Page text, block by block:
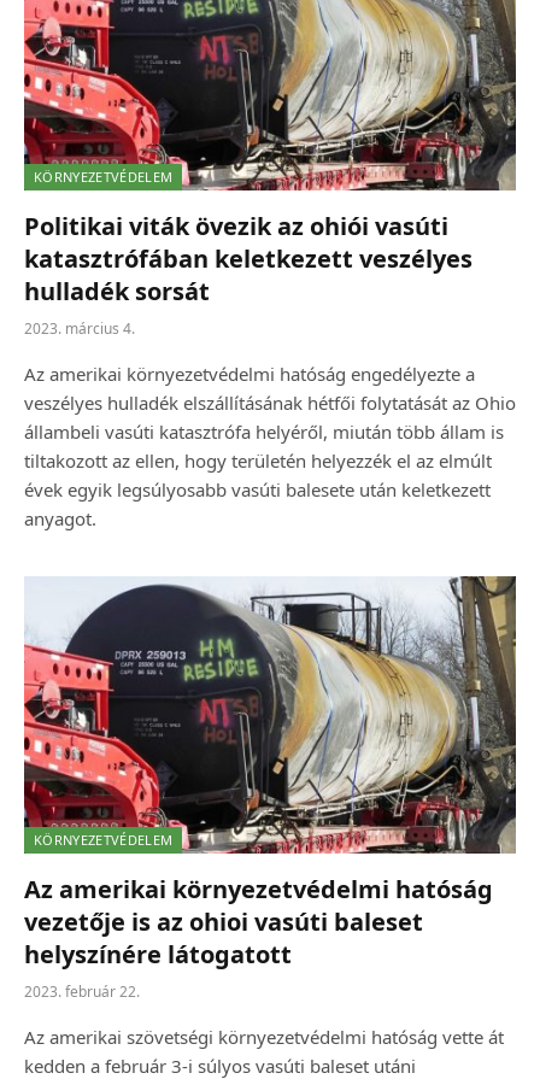
KÖRNYEZETVÉDELEM
Politikai viták övezik az ohiói vasúti
katasztrófában keletkezett veszélyes
hulladék sorsát
2023. március 4.
Az amerikai környezetvédelmi hatóság engedélyezte a
veszélyes hulladék elszállításának hétfői folytatását az Ohio
állambeli vasúti katasztrófa helyéről, miután több állam is
tiltakozott az ellen, hogy területén helyezzék el az elmúlt
évek egyik legsúlyosabb vasúti balesete után keletkezett
anyagot.
KÖRNYEZETVÉDELEM
Az amerikai környezetvédelmi hatóság
vezetője is az ohioi vasúti baleset
helyszínére látogatott
2023. február 22.
Az amerikai szövetségi környezetvédelmi hatóság vette át
kedden a február 3-i súlyos vasúti baleset utáni